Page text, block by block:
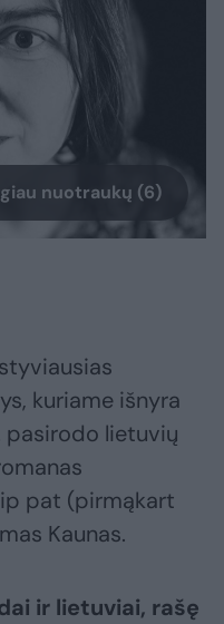
nuotraukų (6)
kuriame išnyra
pasirodo lietuvių
pat (pirmąkart
Kaunas.
ir lietuviai, rašę